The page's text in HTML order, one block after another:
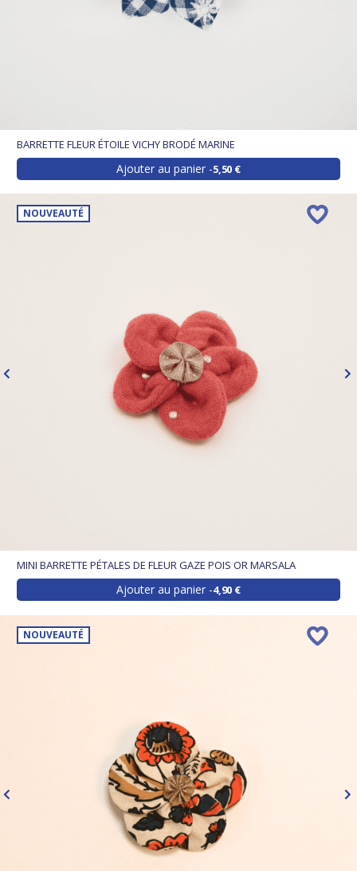
BARRETTE FLEUR ÉTOILE VICHY BRODÉ MARINE
Ajouter au panier 5,50 €
NOUVEAUTÉ
MINI BARRETTE PÉTALES DE FLEUR GAZE POIS OR MARSALA
Ajouter au panier 4,90 €
NOUVEAUTÉ